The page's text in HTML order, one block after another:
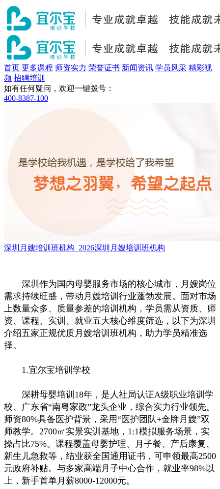
首页 更多课程 师资实力 荣誉证书 新闻资讯 学员风采 精彩视
频 招聘培训
如有任何疑问，欢迎一键拨号：
400-8387-100
深圳月嫂培训班机构_2026深圳月嫂培训班机构
深圳作为国内母婴服务市场的核心城市，月嫂岗位
需求持续旺盛，带动月嫂培训行业蓬勃发展。面对市场
上数量众多、质量参差的培训机构，学员需从资质、师
资、课程、实训、就业五大核心维度筛选，以下为深圳
介绍五家正规优质月嫂培训班机构，助力学员精准选
择。
1.宜尔宝培训学校
深耕母婴培训18年，是人社局认证A级职业培训学
校、广东省“南粤家政”龙头企业，综合实力行业领先。
师资80%具备医护背景，采用“医护团队+金牌月嫂”双
师教学。2700㎡实景实训基地，1:1模拟服务场景，实
操占比75%。课程覆盖母婴护理、月子餐、产后康复、
新生儿急救等，结业获全国通用证书，可申领最高2500
元政府补贴。与多家高端月子中心合作，就业率98%以
上，新手首单月薪8000-12000元。